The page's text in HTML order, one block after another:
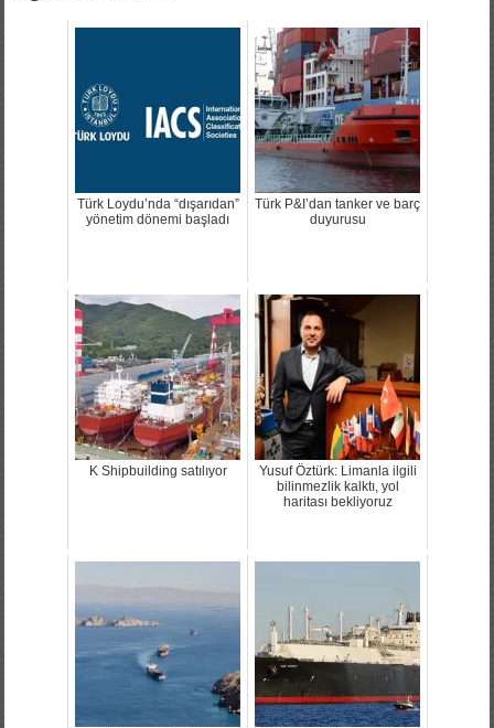
Türk Loydu’nda “dışarıdan”
yönetim dönemi başladı
Türk P&I’dan tanker ve barç
duyurusu
K Shipbuilding satılıyor
Yusuf Öztürk: Limanla ilgili
bilinmezlik kalktı, yol
haritası bekliyoruz